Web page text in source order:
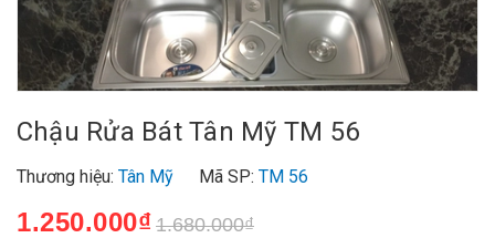
Chậu Rửa Bát Tân Mỹ TM 56
Thương hiệu: Tân Mỹ Mã SP: TM 56
1.250.000₫ 1.680.000₫